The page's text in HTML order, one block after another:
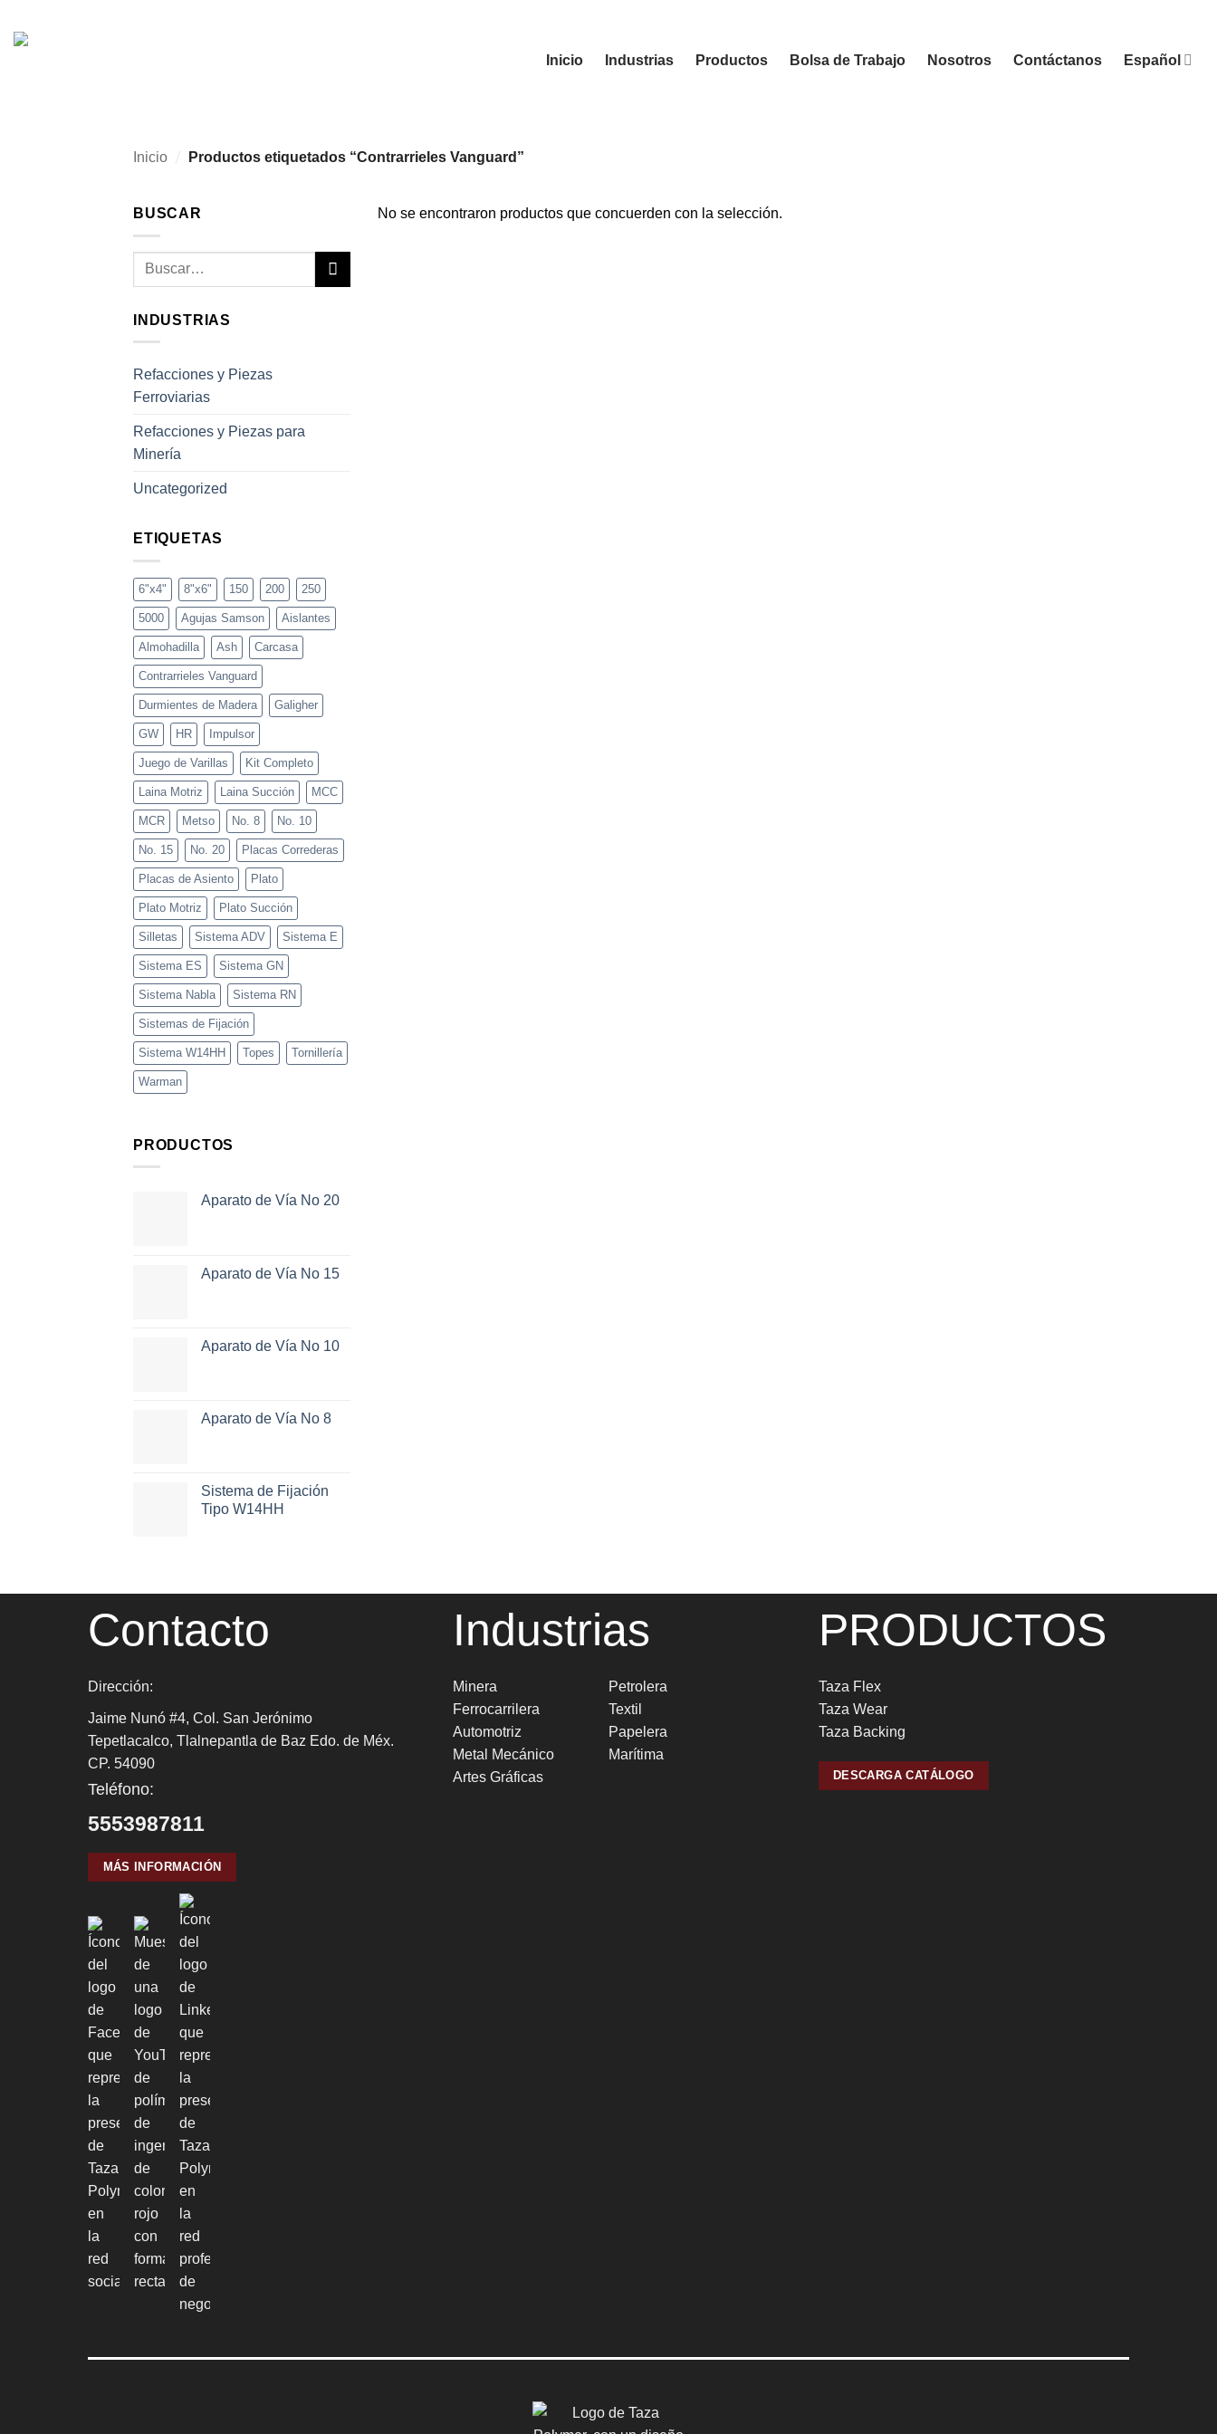
Inicio Industrias Productos Bolsa de Trabajo Nosotros Contáctanos Español
Inicio / Productos etiquetados “Contrarrieles Vanguard”
BUSCAR
Buscar
INDUSTRIAS
Refacciones y Piezas
Ferroviarias
Refacciones y Piezas para
Minería
Uncategorized
ETIQUETAS
6"x4" 8"x6" 150 200 250
5000 Agujas Samson Aislantes
Almohadilla Ash Carcasa
Contrarrieles Vanguard
Durmientes de Madera Galigher
GW HR Impulsor
Juego de Varillas Kit Completo
Laina Motriz Laina Succión MCC
MCR Metso No. 8 No. 10
No. 15 No. 20 Placas Correderas
Placas de Asiento Plato
Plato Motriz Plato Succión
Silletas Sistema ADV Sistema E
Sistema ES Sistema GN
Sistema Nabla Sistema RN
Sistemas de Fijación
Sistema W14HH Topes Tornillería
Warman
PRODUCTOS
Aparato de Vía No 20
Aparato de Vía No 15
Aparato de Vía No 10
Aparato de Vía No 8
Sistema de Fijación
Tipo W14HH
No se encontraron productos que concuerden con la selección.
Contacto
Dirección:
Jaime Nunó #4, Col. San Jerónimo
Tepetlacalco, Tlalnepantla de Baz Edo. de Méx.
CP. 54090
Teléfono:
5553987811
MÁS INFORMACIÓN
Industrias
Minera
Ferrocarrilera
Automotriz
Metal Mecánico
Artes Gráficas
Petrolera
Textil
Papelera
Marítima
PRODUCTOS
Taza Flex
Taza Wear
Taza Backing
DESCARGA CATÁLOGO